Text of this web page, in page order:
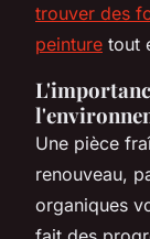
trouver des
peinture tout
Une pièce
renouveau,
organiques